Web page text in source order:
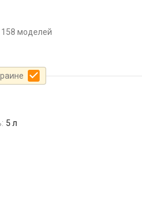
158 моделей
5 л